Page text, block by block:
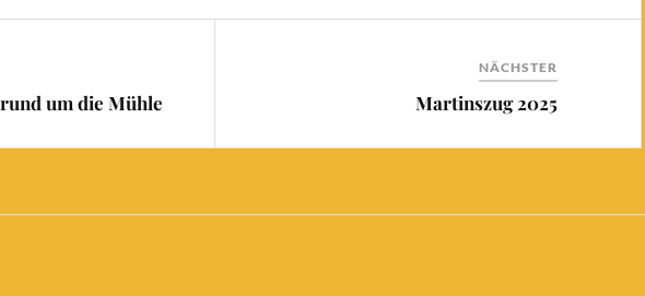
um die Mühle
NÄCHSTER
Martinszug 2025